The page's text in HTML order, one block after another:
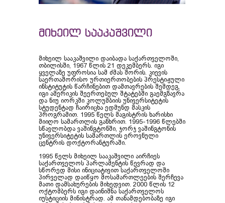
მიხეილ სააკაშვილი
მიხეილ სააკაშვილი დაიბადა საქართველოში,
თბილისში, 1967 წლის 21 დეკემბერს. იგი
ყველაზე უფროსია სამ ძმას შორის. კიევის
საერთაშორისო ურთიერთობების პრესტიჟული
ინსტიტუტის წარჩინებით დამთავრების შემდეგ,
იგი ამერიკის შეერთებულ შტატებში გაემგზავრა
და ნიუ იორკში კოლუმბიის უნივერსიტეტის
სტუდენტად ჩაირიცხა ედმუნდ მასკის
პროგრამით. 1995 წელს მაგისტრის ხარისხი
მიიღო სამართლის განხრით. 1995-1996 წლებში
სწავლობდა ვაშინგტონში, ჯორჯ ვაშინგტონის
უნივერსიტეტის სამართლის ეროვნული
ცენტრის დოქტორანტურაში.
1995 წელს მიხეილ სააკაშვილი აირჩიეს
საქართველოს პარლამენტის წევრად და
სწორედ მისი ინიციატივით საქართველოში
პირველად დაიწყო მოსამართლეების შერჩევა
მათი დამსახურების მიხედვით. 2000 წლის 12
ოქტომბერს იგი დაინიშნა საქართველოს
იუსტიციის მინისტრად. ამ თანამდებობაზე იგი